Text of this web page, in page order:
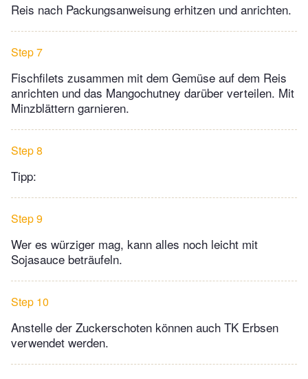
Reis nach Packungsanweisung erhitzen und anrichten.
Step 7
Fischfilets zusammen mit dem Gemüse auf dem Reis
anrichten und das Mangochutney darüber verteilen. Mit
Minzblättern garnieren.
Step 8
Tipp:
Step 9
Wer es würziger mag, kann alles noch leicht mit
Sojasauce beträufeln.
Step 10
Anstelle der Zuckerschoten können auch TK Erbsen
verwendet werden.